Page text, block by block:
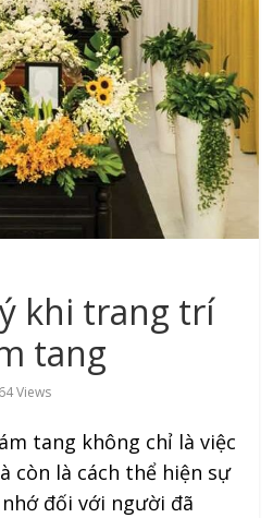
khi trang trí
tang
Views
tang không chỉ là việc
còn là cách thể hiện sự
đối với người đã